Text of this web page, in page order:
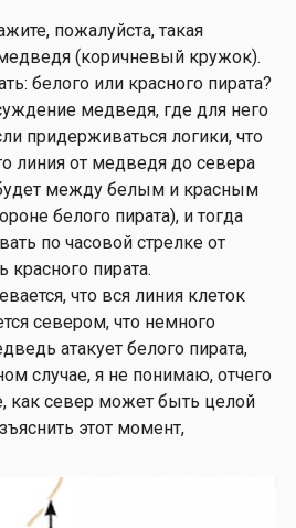
пожалуйста, такая
(коричневый кружок).
белого или красного пирата?
медведя, где для него
придерживаться логики, что
линия от медведя до севера
между белым и красным
белого пирата), и тогда
по часовой стрелке от
красного пирата.
что вся линия клеток
севером, что немного
атакует белого пирата,
случае, я не понимаю, отчего
как север может быть целой
этот момент,